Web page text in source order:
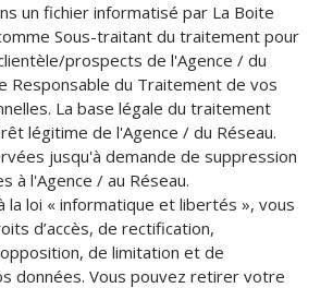
un fichier informatisé par La Boite
Sous-traitant du traitement pour
prospects de l'Agence / du
Responsable du Traitement de vos
La base légale du traitement
légitime de l'Agence / du Réseau.
jusqu'à demande de suppression
à l'Agence / au Réseau.
la loi « informatique et libertés », vous
d’accès, de rectification,
de limitation et de
données. Vous pouvez retirer votre